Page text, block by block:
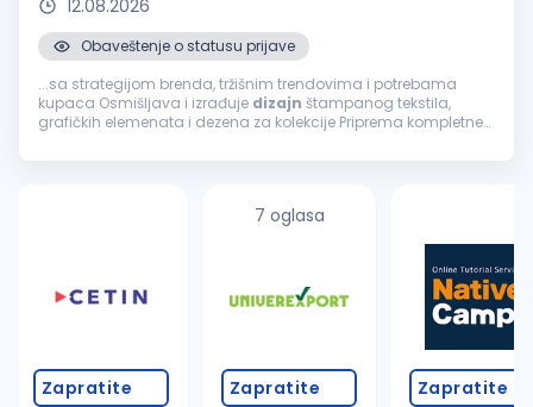
12.08.2026
Obaveštenje o statusu prijave
...sa strategijom brenda, tržišnim trendovima i potrebama
kupaca Osmišljava i izrađuje dizajn štampanog tekstila,
grafičkih elemenata i dezena za kolekcije Priprema kompletne
proizvodnju
Zapratite
7 oglasa
Zapratite Zapratite